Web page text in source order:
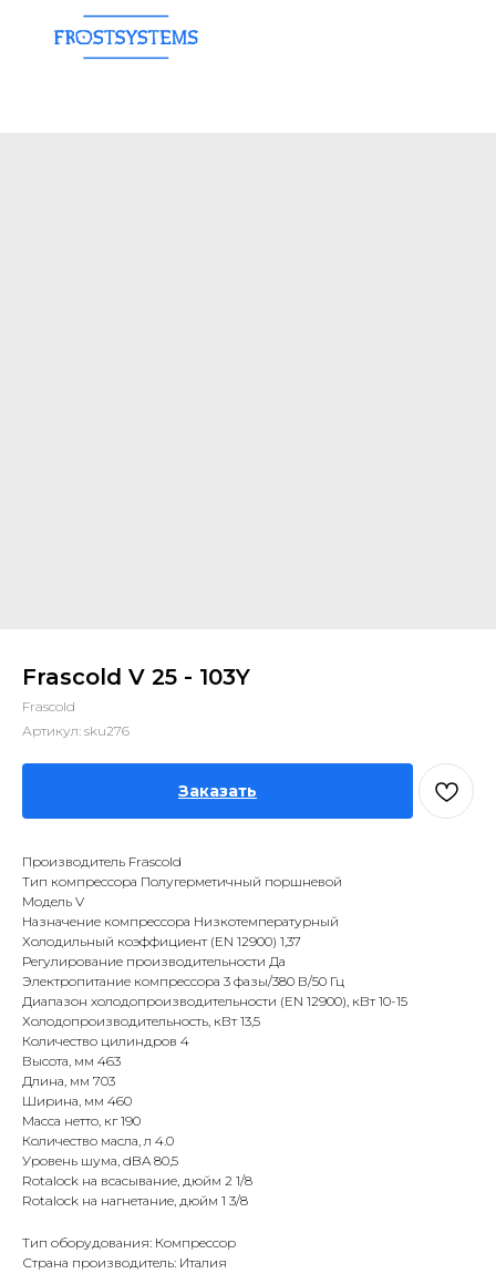
Frascold V 25 - 103Y
Frascold
Артикул: sku276
Заказать
Производитель Frascold
Тип компрессора Полугерметичный поршневой
Модель V
Назначение компрессора Низкотемпературный
Холодильный коэффициент (EN 12900) 1,37
Регулирование производительности Да
Электропитание компрессора 3 фазы/380 В/50 Гц
Диапазон холодопроизводительности (EN 12900), кВт 10-15
Холодопроизводительность, кВт 13,5
Количество цилиндров 4
Высота, мм 463
Длина, мм 703
Ширина, мм 460
Масса нетто, кг 190
Количество масла, л 4.0
Уровень шума, dBA 80,5
Rotalock на всасывание, дюйм 2 1/8
Rotalock на нагнетание, дюйм 1 3/8
Тип оборудования: Компрессор
Страна производитель: Италия